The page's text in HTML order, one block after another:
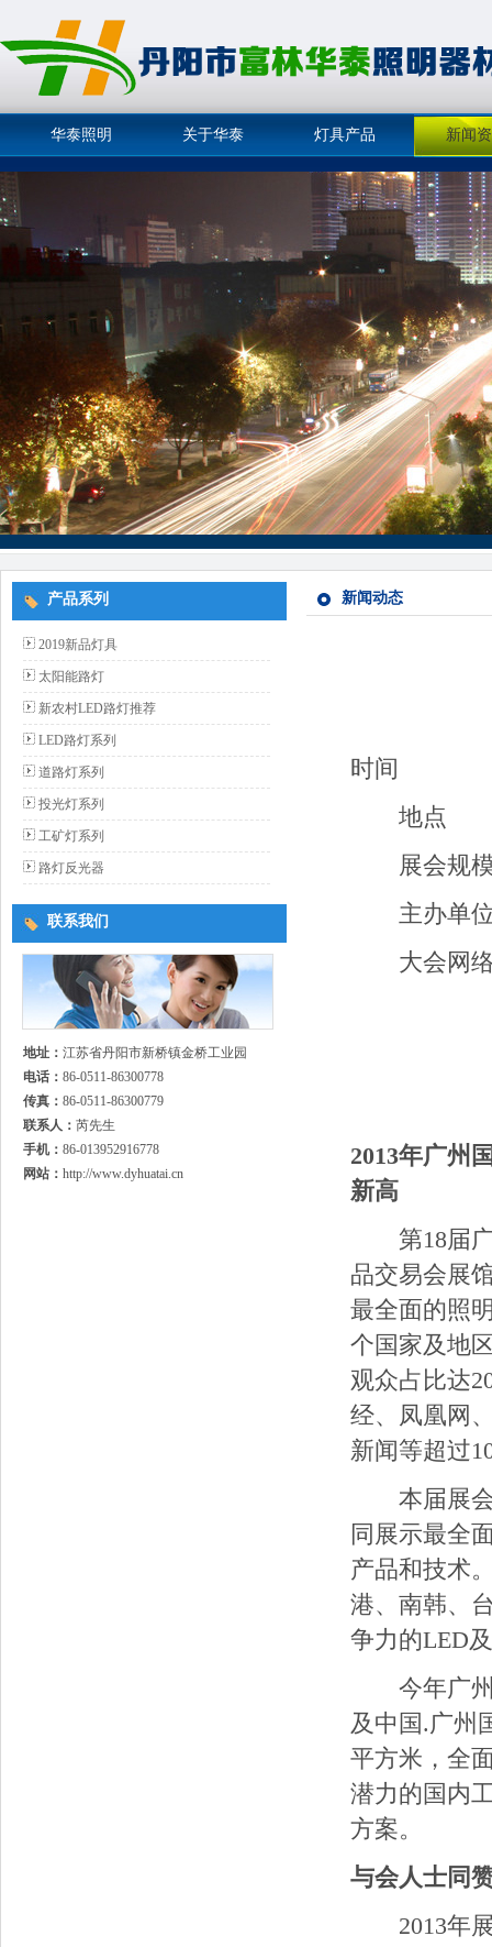
华泰照明 关于华泰 灯具产品 新闻
产品系列
2019新品灯具
太阳能路灯
新农村LED路灯推荐
LED路灯系列
道路灯系列
投光灯系列
工矿灯系列
路灯反光器
联系我们
地址： 江苏省丹阳市新桥镇金桥工业园
电话： 86-0511-86300778
传真： 86-0511-86300779
联系人： 芮先生
手机： 86-013952916778
网站： http://www.dyhuatai.cn
新闻动态
时间
地点
展会规
主办单
大会网
2013年广州
新高
第18届广
品交易会展
最全面的照
个国家及地
观众占比达
经、凤凰网
新闻等超过
本届展会
同展示最全
产品和技术
港、南韩、
争力的LED
今年广州
及中国.广州
平方米，全
潜力的国内
方案。
与会人士同
2013年展